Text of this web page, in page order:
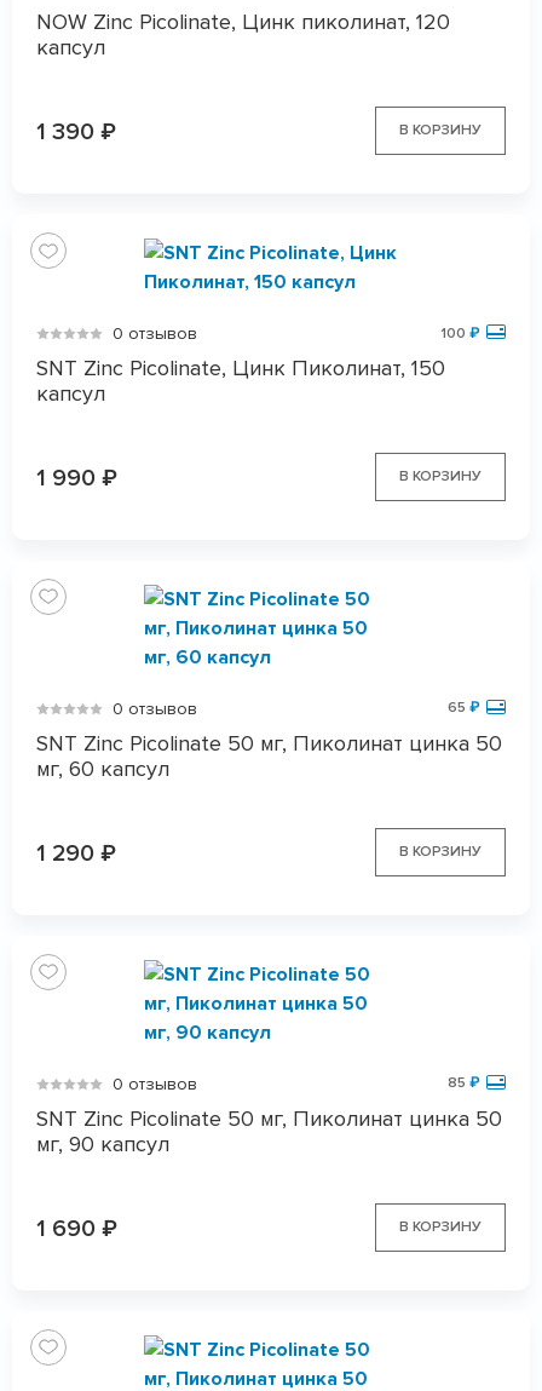
NOW Zinc Picolinate, Цинк пиколинат, 120
капсул
1 390 ₽ В КОРЗИНУ
0 отзывов 100 ₽
SNT Zinc Picolinate, Цинк Пиколинат, 150
капсул
1 990 ₽ В КОРЗИНУ
0 отзывов 65 ₽
SNT Zinc Picolinate 50 мг, Пиколинат цинка 50
мг, 60 капсул
1 290 ₽ В КОРЗИНУ
0 отзывов 85 ₽
SNT Zinc Picolinate 50 мг, Пиколинат цинка 50
мг, 90 капсул
1 690 ₽ В КОРЗИНУ